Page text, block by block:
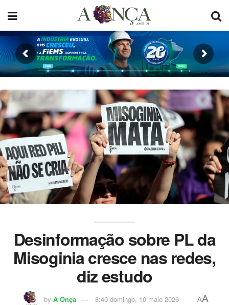
Desinformação sobre PL da
Misoginia cresce nas redes,
diz estudo
by A Onça 8:40 domingo, 10 maio 2026 AA